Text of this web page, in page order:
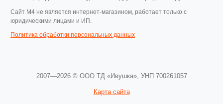
Cайт M4 не является интернет-магазином, работает только с
юридическими лицами и ИП.
Политика обработки персональных данных
2007—2026 © ООО ТД «Ивушка», УНП 700261057
Карта сайта